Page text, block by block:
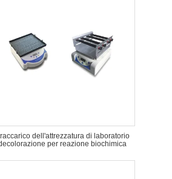
dell'attrezzatura di laboratorio
per reazione biochimica